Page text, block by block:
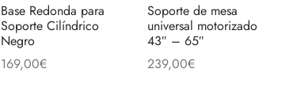
Base Redonda para
Soporte Cilíndrico
Negro
169,00€
Soporte de mesa
universal motorizado
43″ – 65″
239,00€